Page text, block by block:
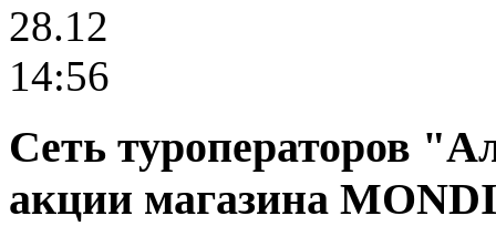
28.12
14:56
Сеть туроператоров
акции магазина